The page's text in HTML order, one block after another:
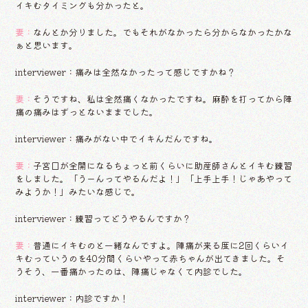
イキむタイミングも分かったと。
妻： なんとか分りました。でもそれがなかったら分からなかったかな
ぁと思います。
interviewer：痛みは全然なかったって感じですかね？
妻： そうですね、私は全然痛くなかったですね。麻酔を打ってから陣
痛の痛みはずっとないままでした。
interviewer：痛みがない中でイキんだんですね。
妻：子宮口が全開になるちょっと前くらいに助産師さんとイキむ練習
をしました。「うーんってやるんだよ！」「上手上手！じゃあやって
みようか！」みたいな感じで。
interviewer：練習ってどうやるんですか？
妻： 普通にイキむのと一緒なんですよ。陣痛が来る度に2回くらいイ
キむっていうのを40分間くらいやって赤ちゃんが出てきました。そ
うそう、一番痛かったのは、陣痛じゃなくて内診でした。
interviewer：内診ですか！